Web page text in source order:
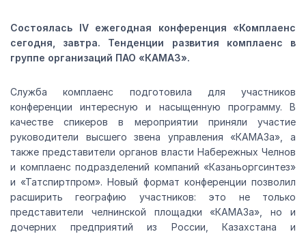
Состоялась IV ежегодная конференция «Комплаенс
сегодня, завтра. Тенденции развития комплаенс в
группе организаций ПАО «КАМАЗ».
Служба комплаенс подготовила для участников
конференции интересную и насыщенную программу. В
качестве спикеров в мероприятии приняли участие
руководители высшего звена управления «КАМАЗа», а
также представители органов власти Набережных Челнов
и комплаенс подразделений компаний «Казаньоргсинтез»
и «Татспиртпром». Новый формат конференции позволил
расширить географию участников: это не только
представители челнинской площадки «КАМАЗа», но и
дочерних предприятий из России, Казахстана и